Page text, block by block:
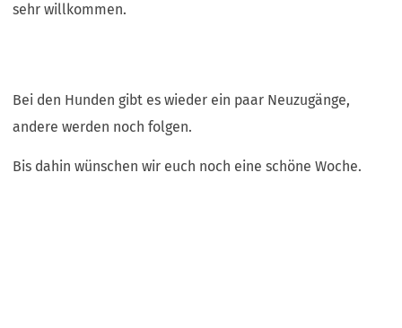
sehr willkommen.
Bei den Hunden gibt es wieder ein paar Neuzugänge,
andere werden noch folgen.
​Bis dahin wünschen wir euch noch eine schöne Woche.